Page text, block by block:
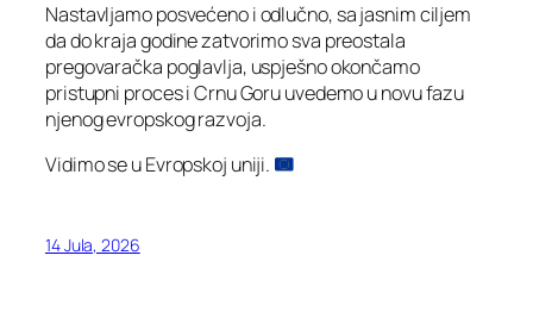
Nastavljamo posvećeno i odlučno, sa jasnim ciljem
da do kraja godine zatvorimo sva preostala
pregovaračka poglavlja, uspješno okončamo
pristupni proces i Crnu Goru uvedemo u novu fazu
njenog evropskog razvoja.
Vidimo se u Evropskoj uniji.
14 Jula, 2026